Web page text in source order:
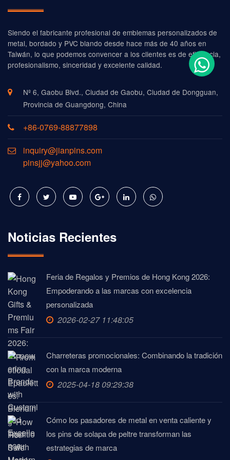
Siendo el fabricante profesional de emblemas personalizados de
metal, bordado y PVC blando desde hace más de 40 años en
Taiwán, lo que podemos convencer a los clientes es de eficiencia,
profesionalismo, sinceridad y excelente calidad.
Nº 6, Gaobu Blvd., Ciudad de Gaobu, Ciudad de Dongguan,
Provincia de Guangdong, China
+86-0769-88877898
inquiry@jianpins.com
pinsjj@yahoo.com
Noticias Recientes
Feria de Regalos y Premios de Hong Kong 2026:
Empoderando a las marcas con excelencia
personalizada
2026-02-27 11:48:05
Charreteras promocionales: Combinando la tradición
con la marca moderna
2025-04-18 09:29:38
Cómo los pasadores de metal en venta caliente y
los pins de solapa de peltre transforman las
estrategias de marca